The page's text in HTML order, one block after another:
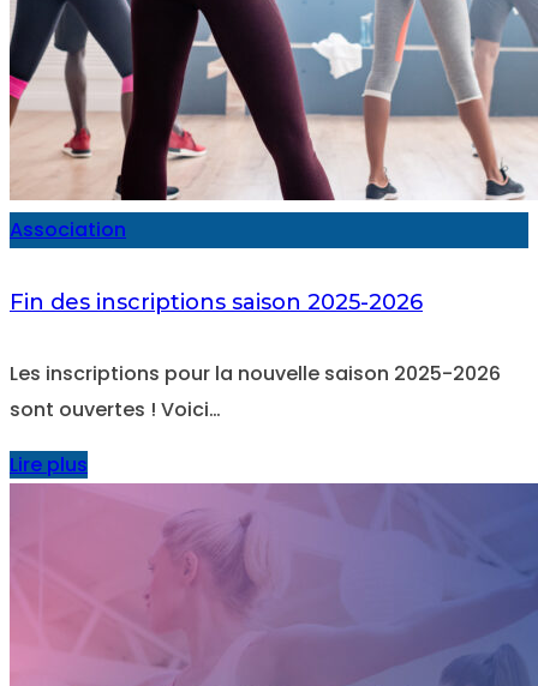
Association
Fin des inscriptions saison 2025-2026
Les inscriptions pour la nouvelle saison 2025-2026
sont ouvertes ! Voici…
Lire plus